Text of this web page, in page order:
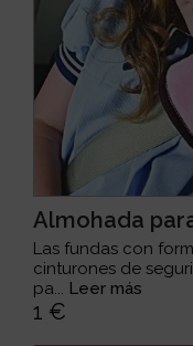
Almohada
Las fundas con
cinturones de
pa... Leer más
1 €